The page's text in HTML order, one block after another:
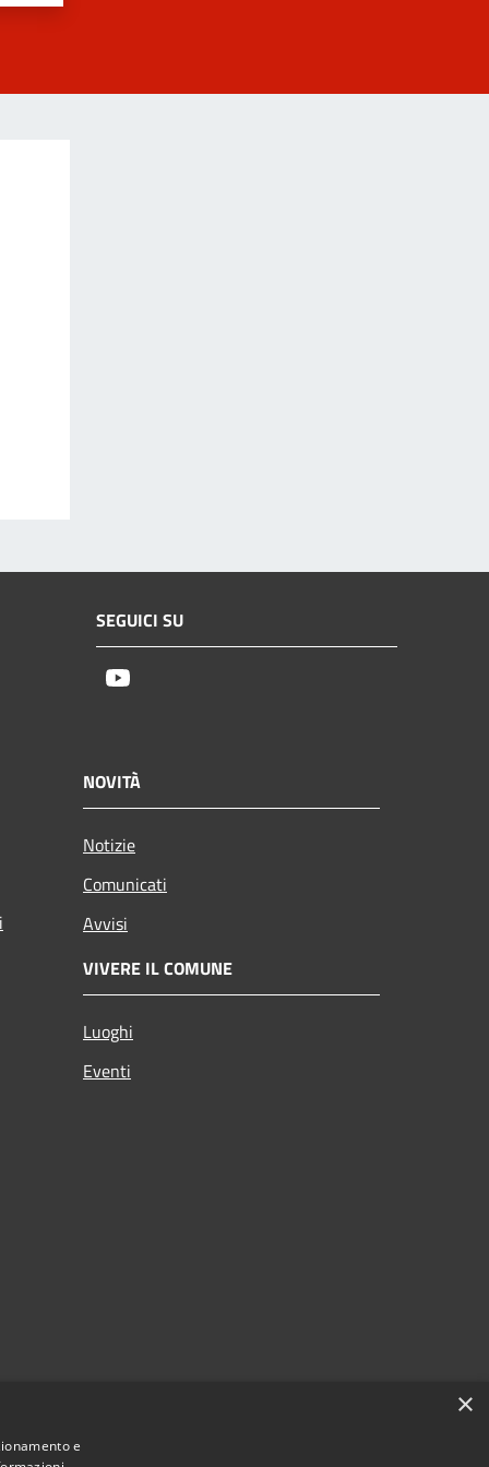
SEGUICI SU
NOVITÀ
Notizie
Comunicati
Avvisi
VIVERE IL COMUNE
Luoghi
Eventi
×
e